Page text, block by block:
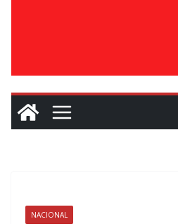
NACIONAL